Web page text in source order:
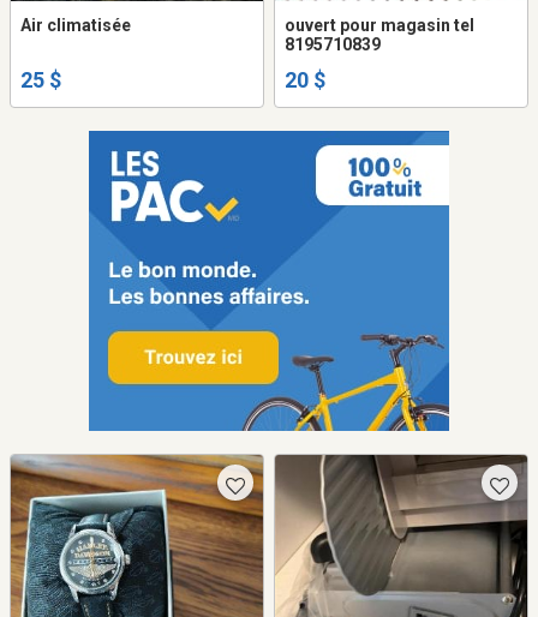
Air climatisée
25 $
ouvert pour magasin tel
8195710839
20 $